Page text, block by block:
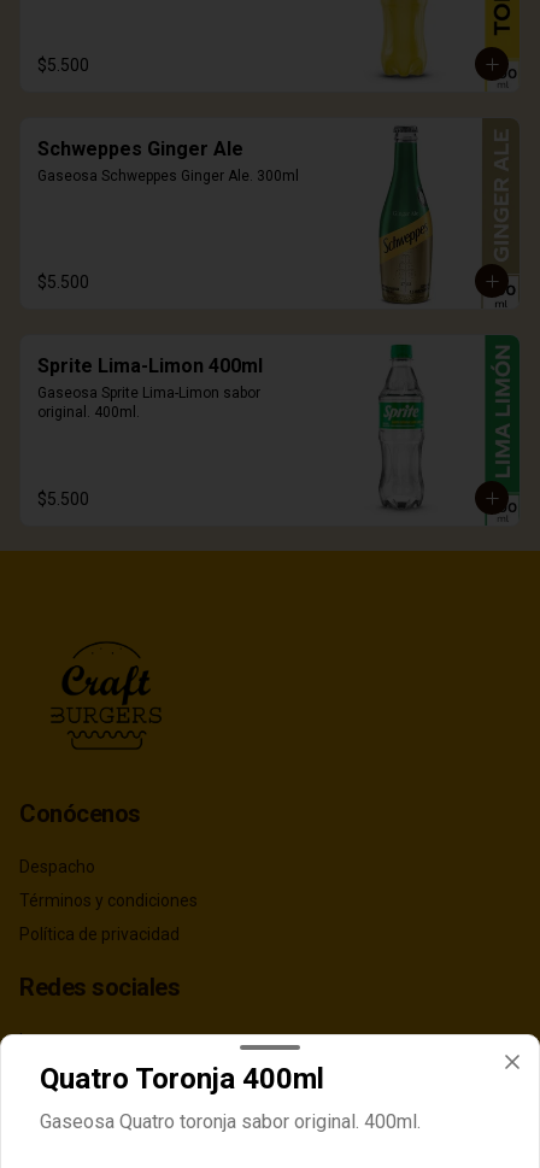
$5.500
Schweppes Ginger Ale
Gaseosa Schweppes Ginger Ale. 300ml
$5.500
Sprite Lima-Limon 400ml
Gaseosa Sprite Lima-Limon sabor
original. 400ml.
$5.500
Conócenos
Despacho
Términos y condiciones
Política de privacidad
Redes sociales
Instagram
Facebook
Quatro Toronja 400ml
Gaseosa Quatro toronja sabor original. 400ml.